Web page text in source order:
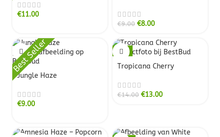
€11.00
€9.00 €8.00
Jungle Haze
€9.00
Best Seller
-7%
Tropicana Cherry
€14.00 €13.00